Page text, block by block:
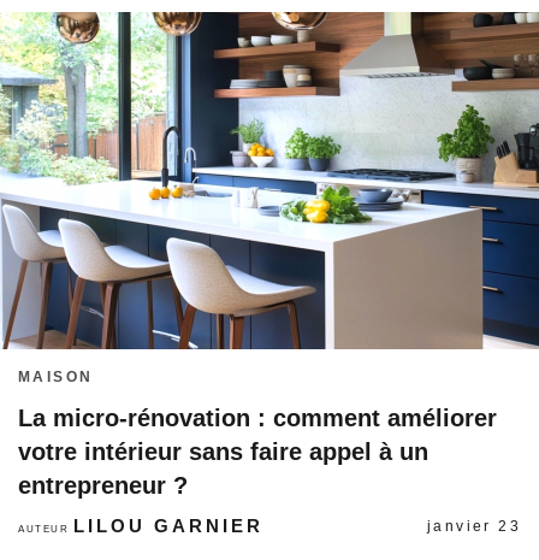
MAISON
La micro-rénovation : comment améliorer
votre intérieur sans faire appel à un
entrepreneur ?
AUTEUR LILOU GARNIER janvier 23